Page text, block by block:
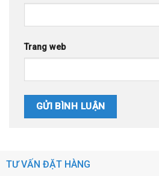
TƯ VẤN ĐẶT HÀNG
Trang web